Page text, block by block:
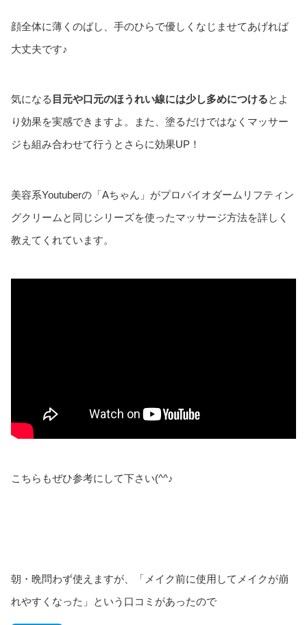
顔全体に薄くのばし、手のひらで優しくなじませてあげれば
大丈夫です♪
気になる 目元や口元のほうれい線には少し多めにつけるとよ
り効果を実感できますよ。また、塗るだけではなくマッサー
ジも組み合わせて行うとさらに効果UP！
美容系Youtuberの「Aちゃん」がプロバイオダームリフティン
グクリームと同じシリーズを使ったマッサージ方法を詳しく
教えてくれています。
こちらもぜひ参考にして下さい(^^♪
朝・晩問わず使えますが、「メイク前に使用してメイクが崩
れやすくなった」という口コミがあったので